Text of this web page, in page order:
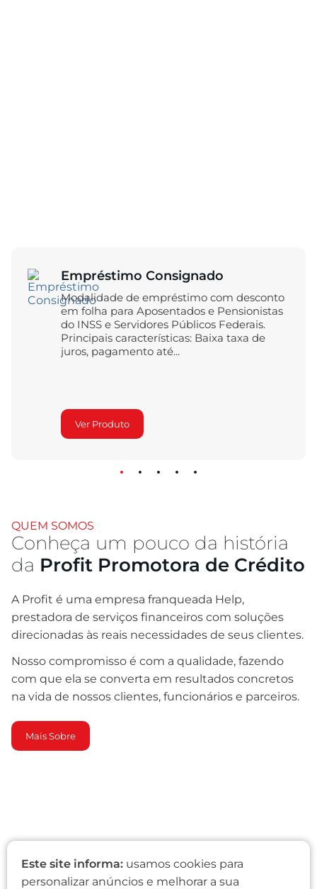
Empréstimo Consignado
Modalidade de empréstimo com desconto
em folha para Aposentados e Pensionistas
do INSS e Servidores Públicos Federais.
Principais características: Baixa taxa de
juros, pagamento até...
Ver Produto
QUEM SOMOS
Conheça um pouco da história
da Profit Promotora de Crédito
A Profit é uma empresa franqueada Help,
prestadora de serviços financeiros com soluções
direcionadas às reais necessidades de seus clientes.
Nosso compromisso é com a qualidade, fazendo
com que ela se converta em resultados concretos
na vida de nossos clientes, funcionários e parceiros.
Mais Sobre
Este site informa: usamos cookies para
personalizar anúncios e melhorar a sua